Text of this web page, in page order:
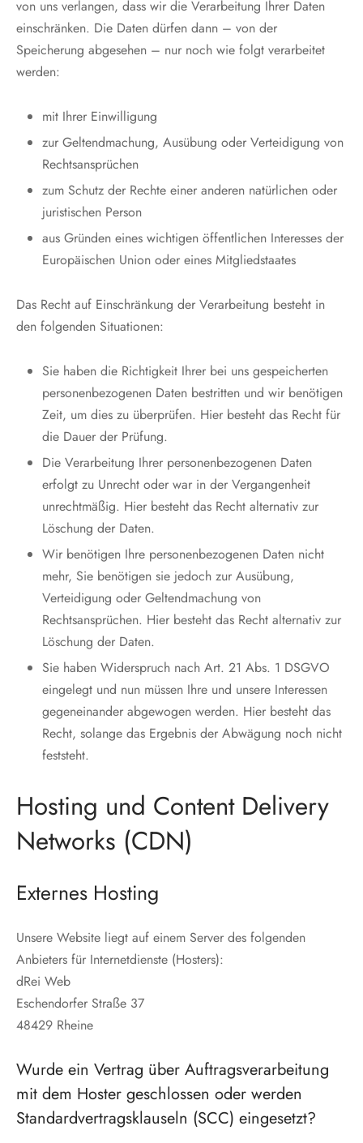
von uns verlangen, dass wir die Verarbeitung Ihrer Daten
einschränken. Die Daten dürfen dann – von der
Speicherung abgesehen – nur noch wie folgt verarbeitet
werden:
mit Ihrer Einwilligung
zur Geltendmachung, Ausübung oder Verteidigung von
Rechtsansprüchen
zum Schutz der Rechte einer anderen natürlichen oder
juristischen Person
aus Gründen eines wichtigen öffentlichen Interesses der
Europäischen Union oder eines Mitgliedstaates
Das Recht auf Einschränkung der Verarbeitung besteht in
den folgenden Situationen:
Sie haben die Richtigkeit Ihrer bei uns gespeicherten
personenbezogenen Daten bestritten und wir benötigen
Zeit, um dies zu überprüfen. Hier besteht das Recht für
die Dauer der Prüfung.
Die Verarbeitung Ihrer personenbezogenen Daten
erfolgt zu Unrecht oder war in der Vergangenheit
unrechtmäßig. Hier besteht das Recht alternativ zur
Löschung der Daten.
Wir benötigen Ihre personenbezogenen Daten nicht
mehr, Sie benötigen sie jedoch zur Ausübung,
Verteidigung oder Geltendmachung von
Rechtsansprüchen. Hier besteht das Recht alternativ zur
Löschung der Daten.
Sie haben Widerspruch nach Art. 21 Abs. 1 DSGVO
eingelegt und nun müssen Ihre und unsere Interessen
gegeneinander abgewogen werden. Hier besteht das
Recht, solange das Ergebnis der Abwägung noch nicht
feststeht.
Hosting und Content Delivery
Networks (CDN)
Externes Hosting
Unsere Website liegt auf einem Server des folgenden
Anbieters für Internetdienste (Hosters):
dRei Web
Eschendorfer Straße 37
48429 Rheine
Wurde ein Vertrag über Auftragsverarbeitung
mit dem Hoster geschlossen oder werden
Standardvertragsklauseln (SCC) eingesetzt?